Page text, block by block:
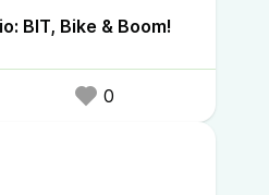
BIT, Bike & Boom!
0